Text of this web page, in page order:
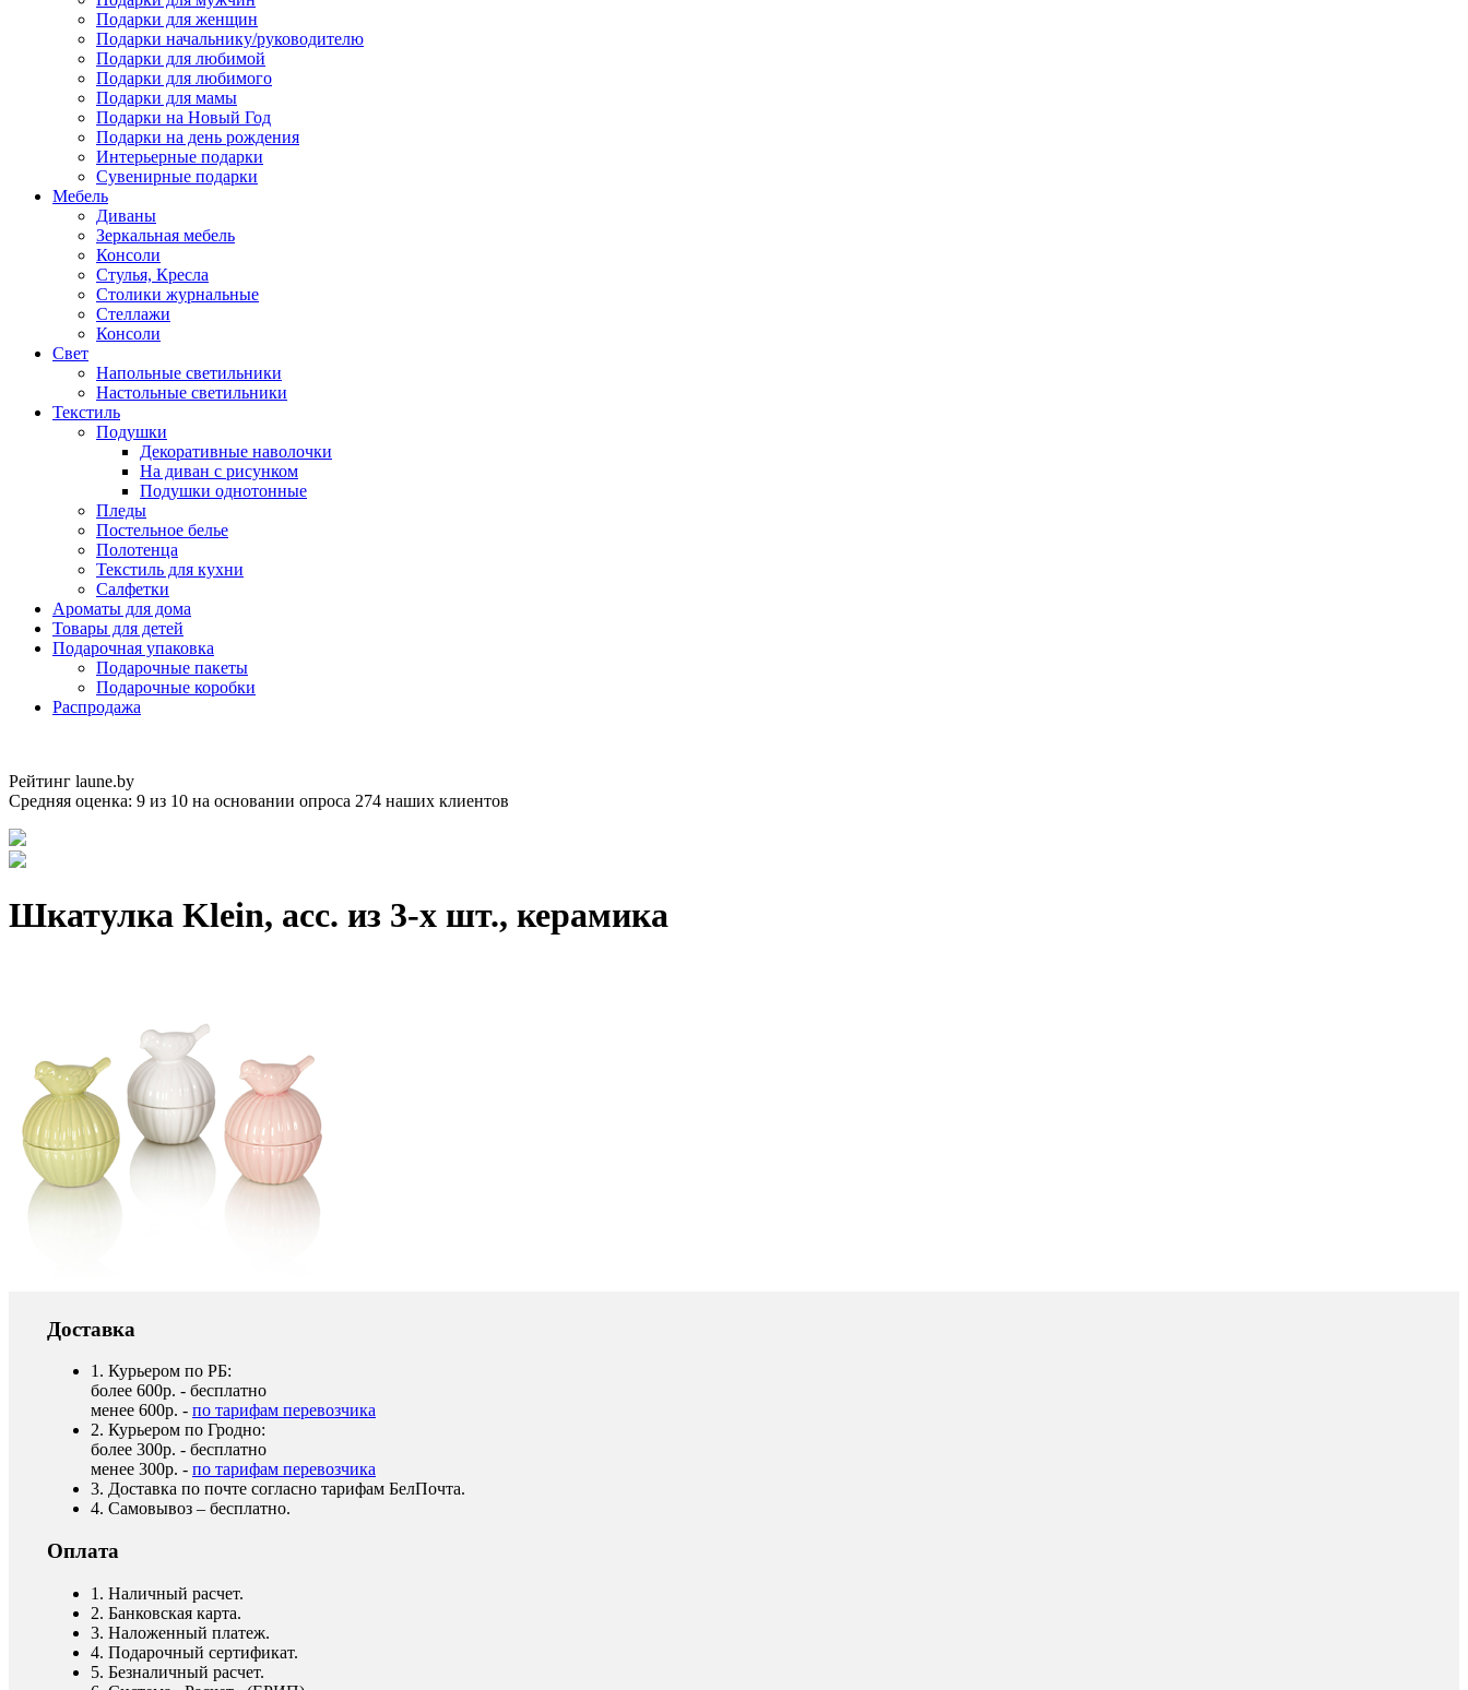
Подарки для женщин
Подарки начальнику/руководителю
Подарки для любимой
Подарки для любимого
Подарки для мамы
Подарки на Новый Год
Подарки на день рождения
Интерьерные подарки
Сувенирные подарки
Мебель
Диваны
Зеркальная мебель
Консоли
Стулья, Кресла
Столики журнальные
Стеллажи
Консоли
Свет
Напольные светильники
Настольные светильники
Текстиль
Подушки
Декоративные наволочки
На диван с рисунком
Подушки однотонные
Пледы
Постельное белье
Полотенца
Текстиль для кухни
Салфетки
Ароматы для дома
Товары для детей
Подарочная упаковка
Подарочные пакеты
Подарочные коробки
Распродажа
Рейтинг laune.by
Средняя оценка: 9 из 10 на основании опроса 274 наших клиентов
Шкатулка Klein, асс. из 3-х шт., керамика
Доставка
1. Курьером по РБ:
более 600р. - бесплатно
менее 600р. - по тарифам перевозчика
2. Курьером по Гродно:
более 300р. - бесплатно
менее 300р. - по тарифам перевозчика
3. Доставка по почте согласно тарифам БелПочта.
4. Самовывоз – бесплатно.
Оплата
1. Наличный расчет.
2. Банковская карта.
3. Наложенный платеж.
4. Подарочный сертификат.
5. Безналичный расчет.